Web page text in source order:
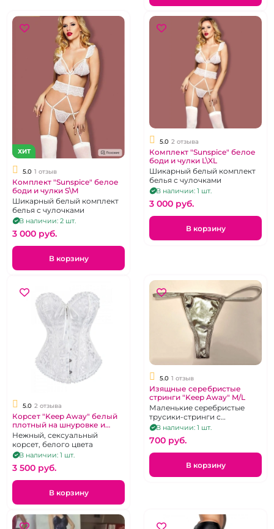
ХИТ
5.0 1 отзыв
Комплект "Sunspice" белое
боди и чулки S\М
Шикарный белый комплект
белья с чулочками
В наличии: 2 шт.
3 000 pуб.
В корзину
5.0 2 отзыва
Комплект "Sunspice" белое
боди и чулки L\XL
Шикарный белый комплект
белья с чулочками
В наличии: 1 шт.
3 000 pуб.
В корзину
5.0 2 отзыва
Корсет "Keep Away" белый
плотный на шнуровке и
стринги размер S 40
Нежный, сексуальный
корсет, белого цвета
В наличии: 1 шт.
3 500 pуб.
В корзину
5.0 1 отзыв
Изящные серебристые
стринги "Keep Away" M/L
Маленькие серебристые
трусики-стринги с
покрытием металлик р 44-48
В наличии: 1 шт.
700 pуб.
В корзину